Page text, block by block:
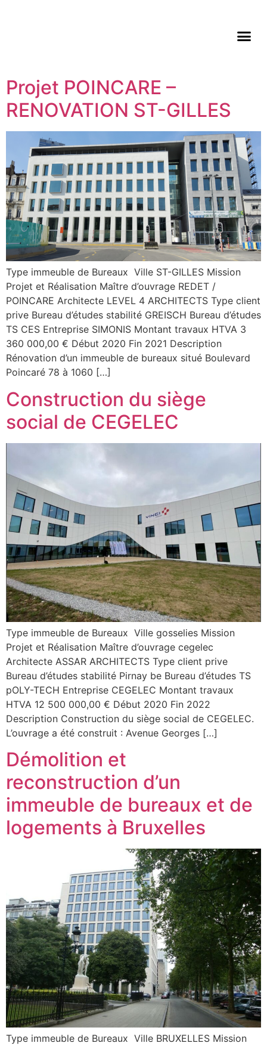
Projet POINCARE –
RENOVATION ST-GILLES
Type immeuble de Bureaux Ville ST-GILLES Mission
Projet et Réalisation Maître d’ouvrage REDET /
POINCARE Architecte LEVEL 4 ARCHITECTS Type client
prive Bureau d’études stabilité GREISCH Bureau d’études
TS CES Entreprise SIMONIS Montant travaux HTVA 3
360 000,00 € Début 2020 Fin 2021 Description
Rénovation d’un immeuble de bureaux situé Boulevard
Poincaré 78 à 1060 […]
Construction du siège
social de CEGELEC
Type immeuble de Bureaux Ville gosselies Mission
Projet et Réalisation Maître d’ouvrage cegelec
Architecte ASSAR ARCHITECTS Type client prive
Bureau d’études stabilité Pirnay be Bureau d’études TS
pOLY-TECH Entreprise CEGELEC Montant travaux
HTVA 12 500 000,00 € Début 2020 Fin 2022
Description Construction du siège social de CEGELEC.
L’ouvrage a été construit : Avenue Georges […]
Démolition et
reconstruction d’un
immeuble de bureaux et de
logements à Bruxelles
Type immeuble de Bureaux Ville BRUXELLES Mission